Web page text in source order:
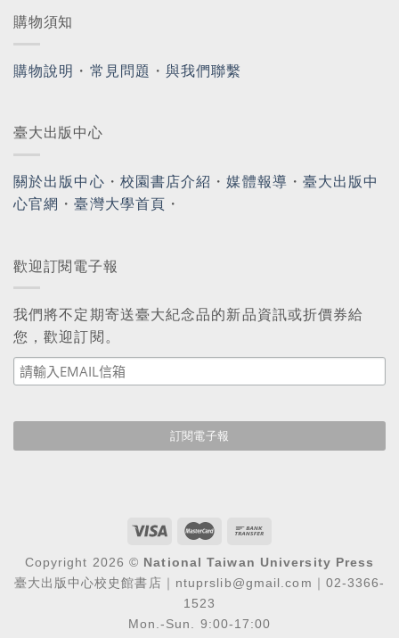
購物須知
購物說明 ・ 常見問題 ・與我們聯繫
臺大出版中心
關於出版中心 ・ 校園書店介紹 ・媒體報導 ・ 臺大出版中
心官網 ・臺灣大學首頁 ・
歡迎訂閱電子報
我們將不定期寄送臺大紀念品的新品資訊或折價券給
您，歡迎訂閱。
Copyright 2026 © National Taiwan University Press
臺大出版中心校史館書店｜ntuprslib@gmail.com｜02-3366-
1523
Mon.-Sun. 9:00-17:00